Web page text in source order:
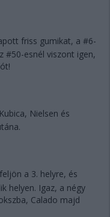
friss gumikat, a #6-
#50-esnél viszont igen,
Nielsen és
a 3. helyre, és
helyen. Igaz, a négy
Calado majd